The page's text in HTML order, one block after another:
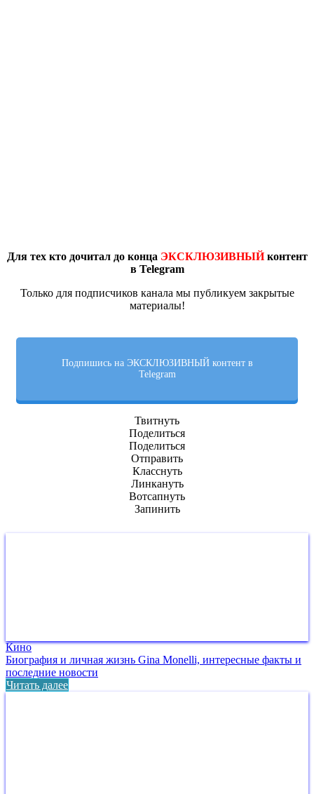
Для тех кто дочитал до конца ЭКСКЛЮЗИВНЫЙконтент
в Telegram
Только для подписчиков канала мы публикуем закрытые
материалы!
Подпишись на ЭКСКЛЮЗИВНЫЙ контент в
Telegram
Твитнуть
Поделиться
Поделиться
Отправить
Класснуть
Линкануть
Вотсапнуть
Запинить
Кино
Биография и личная жизнь Gina Monelli, интересные факты и
последние новости
Читать далее